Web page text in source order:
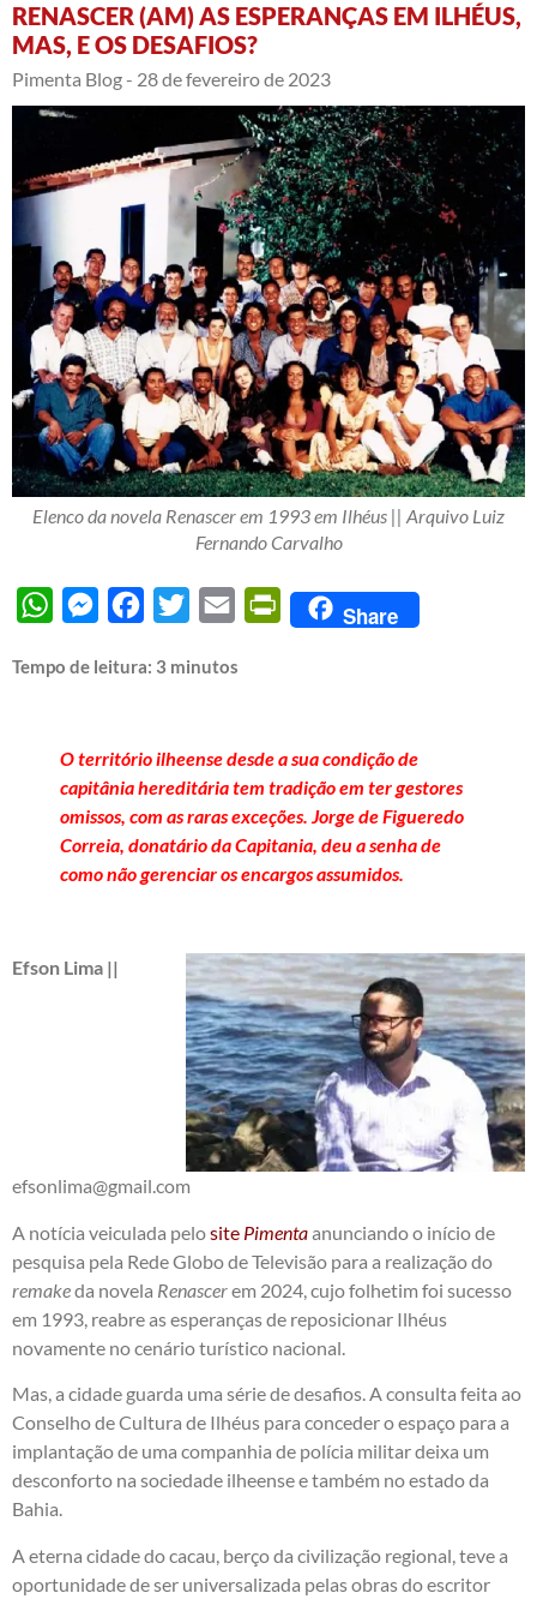
RENASCER (AM) AS ESPERANÇAS EM ILHÉUS,
MAS, E OS DESAFIOS?
Pimenta Blog - 28 de fevereiro de 2023
Elenco da novela Renascer em 1993 em Ilhéus || Arquivo Luiz
Fernando Carvalho
WhatsAppMessengerFacebook
Twitter Email PrintFriendly
Share
Tempo de leitura: 3 minutos
O território ilheense desde a sua condição de
capitânia hereditária tem tradição em ter gestores
omissos, com as raras exceções. Jorge de Figueredo
Correia, donatário da Capitania, deu a senha de
como não gerenciar os encargos assumidos.
Efson Lima ||
efsonlima@gmail.com
A notícia veiculada pelosite Pimentaanunciando o início de
pesquisa pela Rede Globo de Televisão para a realização do
remakeda novela Renascerem 2024, cujo folhetim foi sucesso
em 1993, reabre as esperanças de reposicionar Ilhéus
novamente no cenário turístico nacional.
Mas, a cidade guarda uma série de desafios. A consulta feita ao
Conselho de Cultura de Ilhéus para conceder o espaço para a
implantação de uma companhia de polícia militar deixa um
desconforto na sociedade ilheense e também no estado da
Bahia.
A eterna cidade do cacau, berço da civilização regional, teve a
oportunidade de ser universalizada pelas obras do escritor